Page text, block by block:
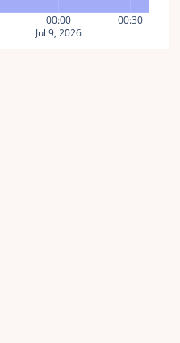
00:00
Jul 9, 2026
00:30